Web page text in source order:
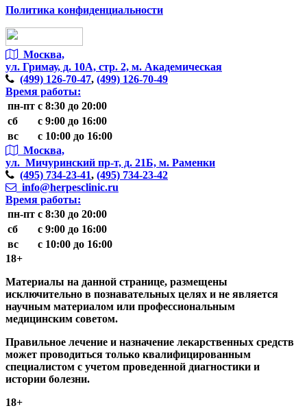
Политика конфиденциальности
Москва,
ул. Гримау, д. 10А, стр. 2, м. Академическая
(499) 126-70-47, (499) 126-70-49
Время работы:
пн-пт с 8:30 до 20:00
сб
с 9:00 до 16:00
вс
с 10:00 до 16:00
Москва,
ул. Мичуринский пр-т, д. 21Б, м. Раменки
(495) 734-23-41, (495) 734-23-42
info@herpesclinic.ru
Время работы:
пн-пт с 8:30 до 20:00
сб
с 9:00 до 16:00
вс
с 10:00 до 16:00
18+
Материалы на данной странице, размещены
исключительно в познавательных целях и не является
научным материалом или профессиональным
медицинским советом.
Правильное лечение и назначение лекарственных средств
может проводиться только квалифицированным
специалистом с учетом проведенной диагностики и
истории болезни.
18+